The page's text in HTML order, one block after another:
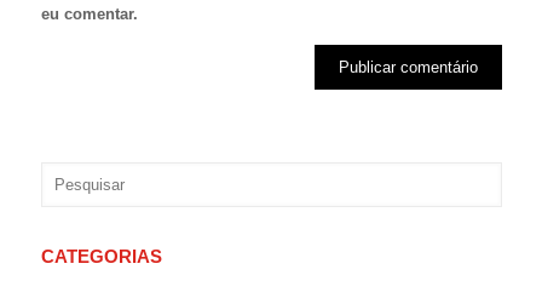
eu comentar.
CATEGORIAS